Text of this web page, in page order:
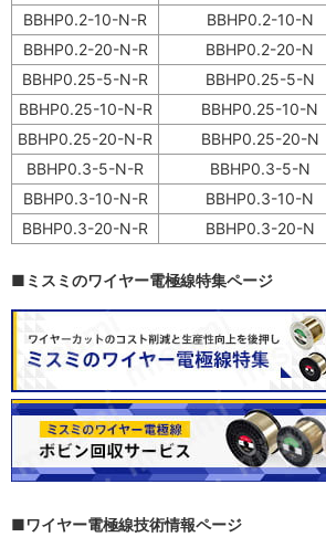
【商品仕様】
・亜鉛拡散層を厚くした放電特性に優れた高
BBHP0.2-10-N-R
BBHP0.2-10-N
BBHP0.2-20-N-R
BBHP0.2-20-N
BBHP0.25-5-N-R
BBHP0.25-5-N
BBHP0.25-10-N-R
BBHP0.25-10-N
BBHP0.25-20-N-R
BBHP0.25-20-N
BBHP0.3-5-N-R
BBHP0.3-5-N
BBHP0.3-10-N-R
BBHP0.3-10-N
BBHP0.3-20-N-R
BBHP0.3-20-N
■ミスミのワイヤー電極線特集ページ
■ワイヤー電極線技術情報ページ